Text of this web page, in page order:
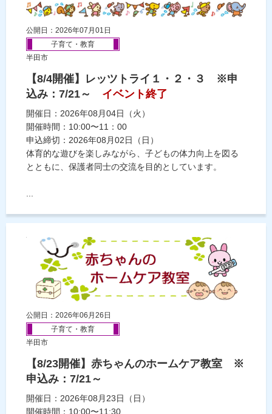
公開日：2026年07月01日
子育て・教育
半田市
【8/4開催】レッツトライ１・２・３ ※申
込み：7/21～
イベント終了
開催日：2026年08月04日（火）
開催時間：10:00〜11：00
申込締切：2026年08月02日（日）
体育的な遊びを楽しみながら、子どもの体力向上を図る
とともに、保護者同士の交流を目的としています。
...
公開日：2026年06月26日
子育て・教育
半田市
【8/23開催】赤ちゃんのホームケア教室 ※
申込み：7/21～
開催日：2026年08月23日（日）
開催時間：10:00〜11:30